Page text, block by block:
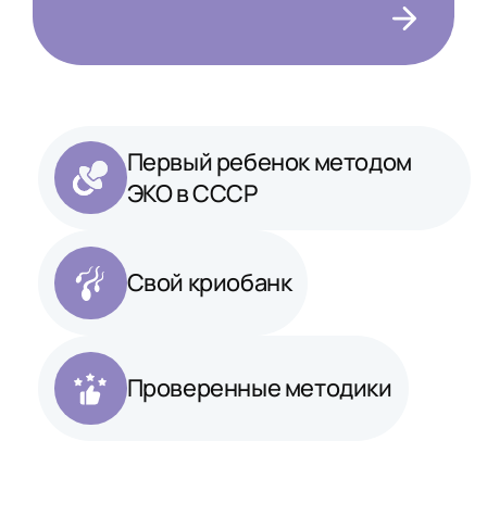
Первый ребенок методом
ЭКО в СССР
Свой криобанк
Проверенные методики